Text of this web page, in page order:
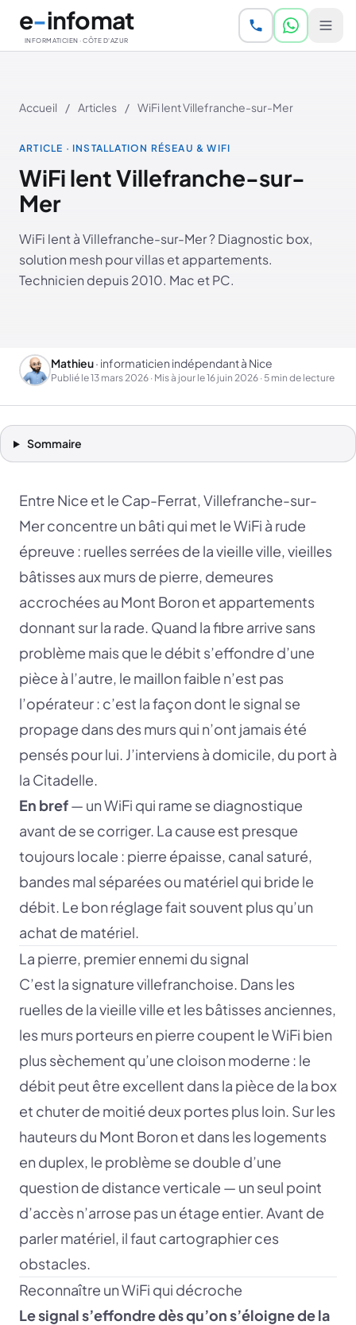
Aller au contenu principal
e-infomat
INFORMATICIEN · CÔTE D'AZUR
Accueil / Articles / WiFi lent Villefranche-sur-Mer
ARTICLE · INSTALLATION RÉSEAU & WIFI
WiFi lent Villefranche-sur-
Mer
WiFi lent à Villefranche-sur-Mer ? Diagnostic box,
solution mesh pour villas et appartements.
Technicien depuis 2010. Mac et PC.
Mathieu· informaticien indépendant à Nice
Publié le13 mars 2026 · Mis à jour le16 juin 2026 · 5 min de lecture
Sommaire
Entre Nice et le Cap-Ferrat, Villefranche-sur-
Mer concentre un bâti qui met le WiFi à rude
épreuve : ruelles serrées de la vieille ville, vieilles
bâtisses aux murs de pierre, demeures
accrochées au Mont Boron et appartements
donnant sur la rade. Quand la fibre arrive sans
problème mais que le débit s’effondre d’une
pièce à l’autre, le maillon faible n’est pas
l’opérateur : c’est la façon dont le signal se
propage dans des murs qui n’ont jamais été
pensés pour lui. J’interviens à domicile, du port à
la Citadelle.
En bref— un WiFi qui rame se diagnostique
avant de se corriger. La cause est presque
toujours locale : pierre épaisse, canal saturé,
bandes mal séparées ou matériel qui bride le
débit. Le bon réglage fait souvent plus qu’un
achat de matériel.
La pierre, premier ennemi du signal
C’est la signature villefranchoise. Dans les
ruelles de la vieille ville et les bâtisses anciennes,
les murs porteurs en pierre coupent le WiFi bien
plus sèchement qu’une cloison moderne : le
débit peut être excellent dans la pièce de la box
et chuter de moitié deux portes plus loin. Sur les
hauteurs du Mont Boron et dans les logements
en duplex, le problème se double d’une
question de distance verticale — un seul point
d’accès n’arrose pas un étage entier. Avant de
parler matériel, il faut cartographier ces
obstacles.
Reconnaître un WiFi qui décroche
Le signal s’effondre dès qu’on s’éloigne de la